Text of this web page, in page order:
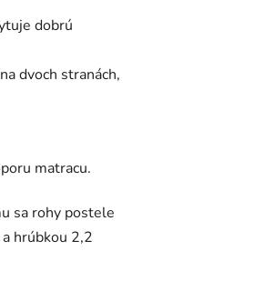
dobrú
dvoch stranách,
matracu.
sa rohy postele
hrúbkou 2,2